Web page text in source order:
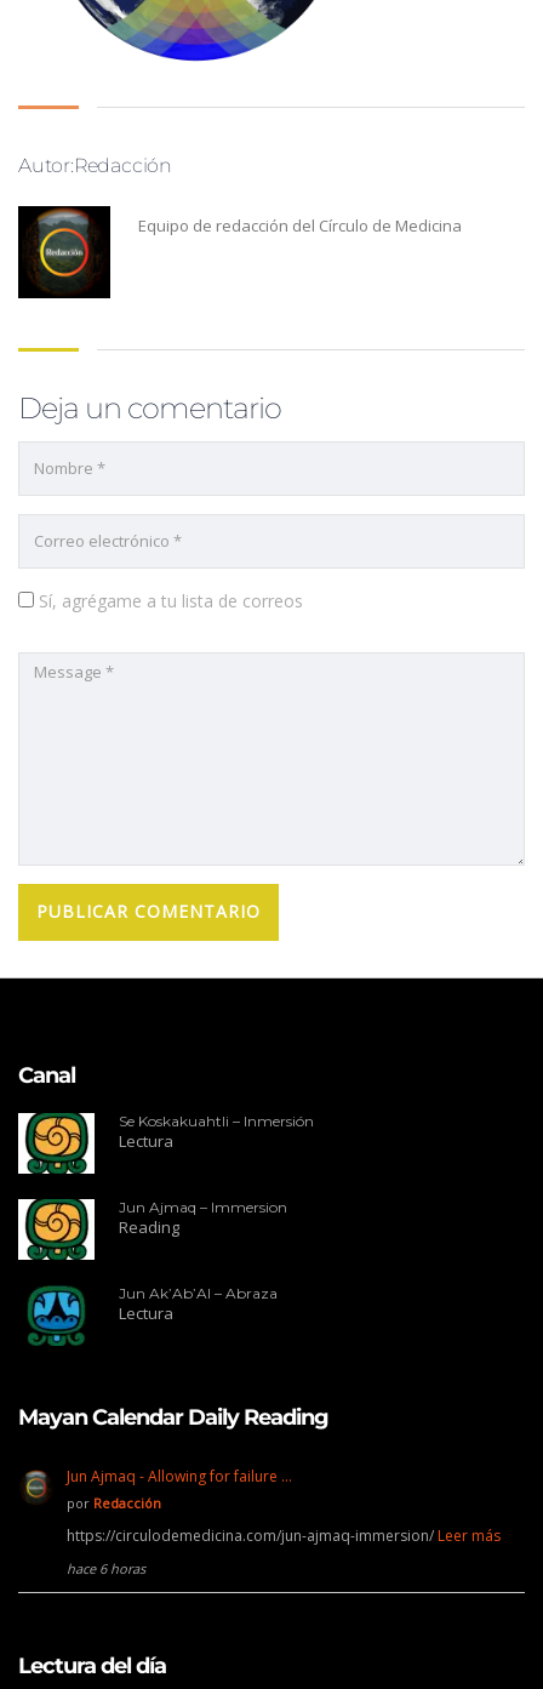
Autor:Redacción
Equipo de redacción del Círculo de Medicina
Deja un comentario
Sí, agrégame a tu lista de correos
Canal
Se Koskakuahtli – Inmersión
Lectura
Jun Ajmaq – Immersion
Reading
Jun Ak’Ab’Al – Abraza
Lectura
Mayan Calendar Daily Reading
Jun Ajmaq - Allowing for failure …
por Redacción
https://circulodemedicina.com/jun-ajmaq-immersion/ Leer más
hace 6 horas
Lectura del día